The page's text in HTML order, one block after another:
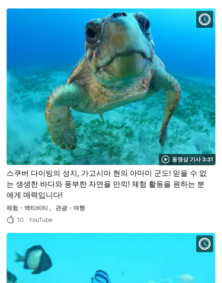
동영상 기사 3:31
스쿠버 다이빙의 성지, 가고시마 현의 아마미 군도! 믿을 수 없
는 생생한 바다와 풍부한 자연을 만끽! 체험 활동을 원하는 분
에게 매력입니다!
체험・액티비티
관광・여행
10
YouTube